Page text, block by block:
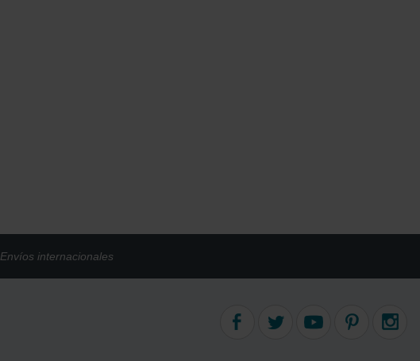
Envíos internacionales